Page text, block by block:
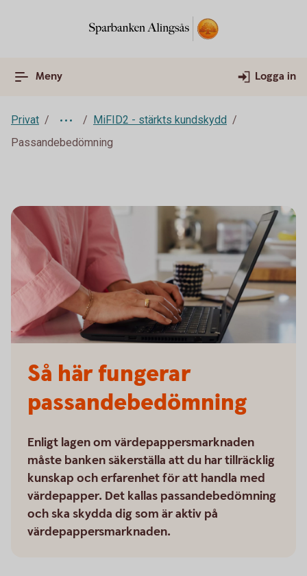
Meny Logga in
Privat
MiFID2 - stärkts kundskydd
Passandebedömning
Så här fungerar
passandebedömning
Enligt lagen om värdepappersmarknaden
måste banken säkerställa att du har tillräcklig
kunskap och erfarenhet för att handla med
värdepapper. Det kallas passandebedömning
och ska skydda dig som är aktiv på
värdepappersmarknaden.